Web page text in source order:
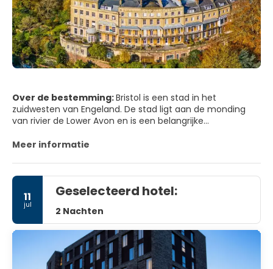
Over de bestemming:Bristol is een stad in het
zuidwesten van Engeland. De stad ligt aan de monding
van rivier de Lower Avon en is een belangrijke
centrum van vliegtuigindustrie, met de Bristol Aeroplane
ook het oudste theater van Engeland te vinden, het
Theatre Royal uit 1766.
Meer informatie
11
jul
Geselecteerd hotel:
2 Nachten